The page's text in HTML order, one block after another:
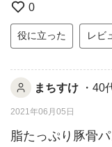
0
役に立った レビ
まちすけ ・40
2021年06月05日
脂たっぷり豚骨